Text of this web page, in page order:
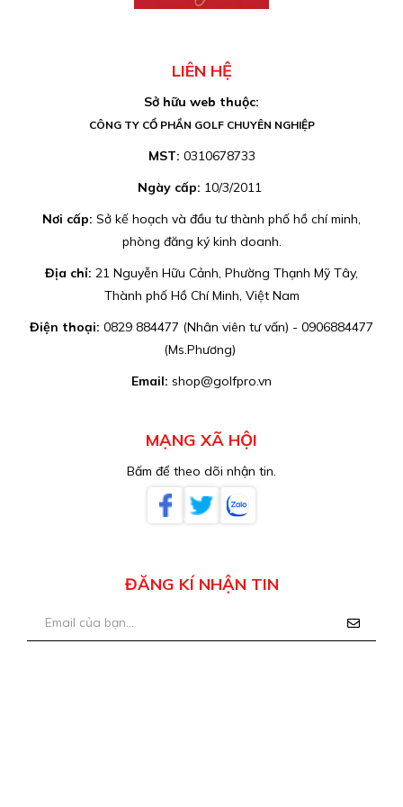
LIÊN HỆ
Sở hữu web thuộc:
CÔNG TY CỔ PHẦN GOLF CHUYÊN NGHIỆP
MST: 0310678733
Ngày cấp: 10/3/2011
Nơi cấp: Sở kế hoạch và đầu tư thành phố hồ chí minh,
phòng đăng ký kinh doanh.
Địa chỉ: 21 Nguyễn Hữu Cảnh, Phường Thạnh Mỹ Tây,
Thành phố Hồ Chí Minh, Việt Nam
Điện thoại: 0829 884477 (Nhân viên tư vấn) - 0906884477
(Ms.Phương)
Email: shop@golfpro.vn
MẠNG XÃ HỘI
Bấm để theo dõi nhận tin.
ĐĂNG KÍ NHẬN TIN